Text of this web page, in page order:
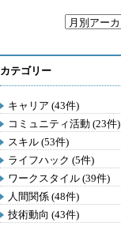
カテゴリー
キャリア (43件)
コミュニティ活動 (23件)
スキル (53件)
ライフハック (5件)
ワークスタイル (39件)
人間関係 (48件)
技術動向 (43件)